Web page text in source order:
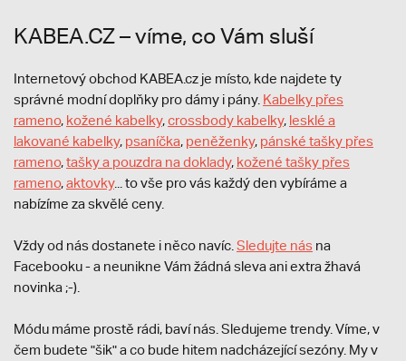
KABEA.CZ – víme, co Vám sluší
Internetový obchod KABEA.cz je místo, kde najdete ty
správné modní doplňky pro dámy i pány. Kabelky přes
rameno, kožené kabelky,crossbody kabelky, lesklé a
lakované kabelky, psaníčka, peněženky, pánské tašky přes
rameno,tašky a pouzdra na doklady, kožené tašky přes
rameno,aktovky... to vše pro vás každý den vybíráme a
nabízíme za skvělé ceny.
Vždy od nás dostanete i něco navíc. Sledujte nás na
Facebooku - a neunikne Vám žádná sleva ani extra žhavá
novinka ;-).
Módu máme prostě rádi, baví nás. Sledujeme trendy. Víme, v
čem budete "šik" a co bude hitem nadcházející sezóny. My v